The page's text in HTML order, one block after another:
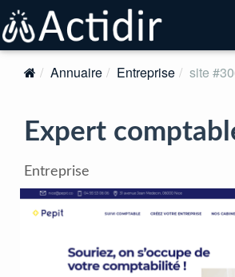
Annuaire Entreprise site
Expert
Entreprise